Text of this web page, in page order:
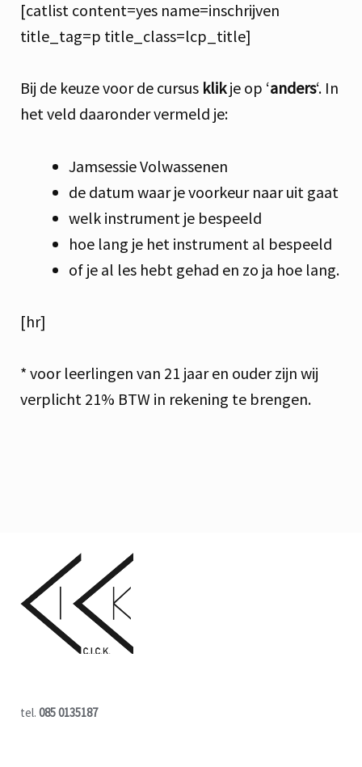
[catlist content=yes name=inschrijven
title_tag=p title_class=lcp_title]
Bij de keuze voor de cursus klikje op ‘anders‘. In
het veld daaronder vermeld je:
Jamsessie Volwassenen
de datum waar je voorkeur naar uit gaat
welk instrument je bespeeld
hoe lang je het instrument al bespeeld
of je al les hebt gehad en zo ja hoe lang.
[hr]
* voor leerlingen van 21 jaar en ouder zijn wij
verplicht 21% BTW in rekening te brengen.
tel. 085 0135187